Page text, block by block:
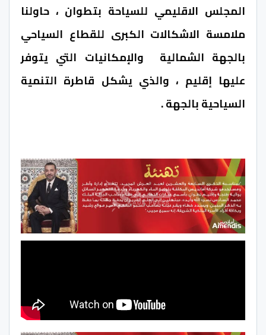
المجلس الاقليمي للسياحة بتطوان ، حاولنا
ملامسة الاشكالات الكبرى للقطاع السياحي
بالجهة الشمالية والإمكانيات التي يتوفر
عليها إقليم ، والذي يشكل قاطرة التنمية
السياحية بالجهة .